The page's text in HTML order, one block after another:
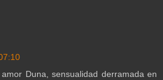
Duna, sensualidad derramada en